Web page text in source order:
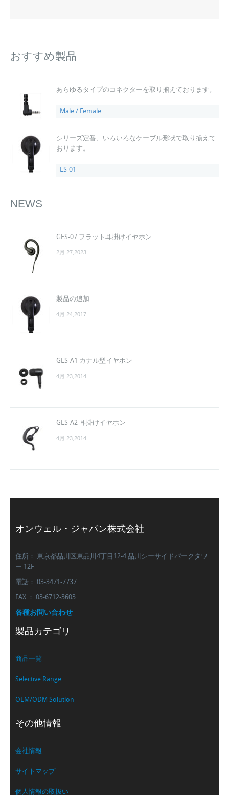
おすすめ製品
あらゆるタイプのコネクターを取り揃えております。
Male / Female
シリーズ定番、いろいろなケーブル形状で取り揃えて
おります。
ES-01
NEWS
GES-07 フラット耳掛けイヤホン
2月 27,2023
製品の追加
4月 24,2017
GES-A1 カナル型イヤホン
4月 23,2014
GES-A2 耳掛けイヤホン
4月 23,2014
オンウェル・ジャパン株式会社
住所： 東京都品川区東品川4丁目12-4 品川シーサイドパークタワ
ー 12F
電話： 03-3471-7737
FAX ： 03-6712-3603
各種お問い合わせ
製品カテゴリ
商品一覧
Selective Range
OEM/ODM Solution
その他情報
会社情報
サイトマップ
個人情報の取扱い